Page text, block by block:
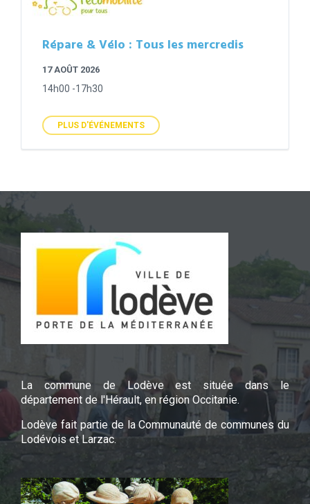
Répare & Vélo : Tous les mercredis
17 AOÛT 2026
14h00 -17h30
PLUS D'ÉVÉNEMENTS
La commune de Lodève est située dans le
département de l'Hérault, en région Occitanie.
Lodève fait partie de la Communauté de communes du
Lodévois et Larzac.